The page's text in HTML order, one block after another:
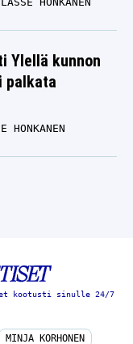
Ylellä kunnon
palkata
HONKANEN
kootusti sinulle 24/7
MINJA KORHONEN